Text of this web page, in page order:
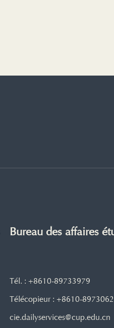
Bureau des affaires
Tél. : +8610-89733979
Télécopieur : +8610-
cie.dailyservices@cup.edu.cn